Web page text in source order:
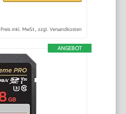
Preis inkl. MwSt., zzgl. Versandkosten
ANGEBOT